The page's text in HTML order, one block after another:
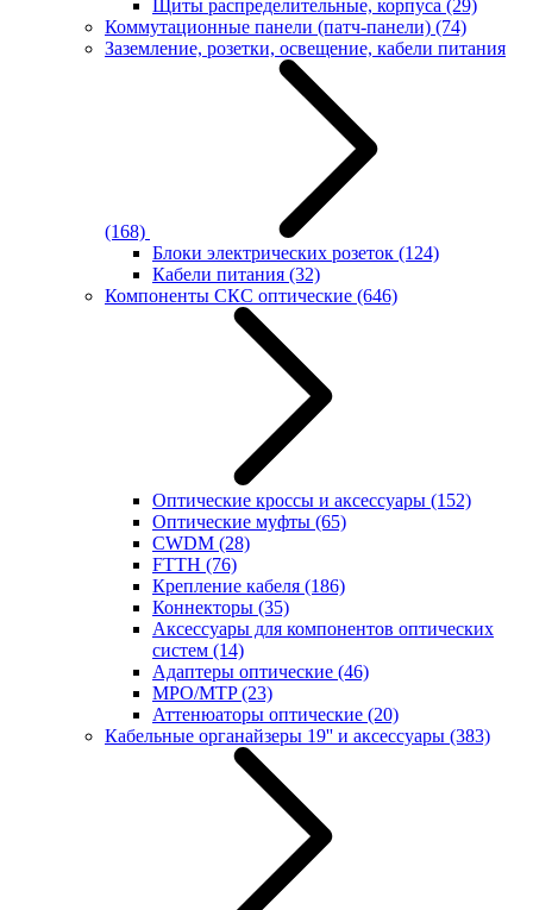
Щиты распределительные, корпуса (29)
Коммутационные панели (патч-панели) (74)
Заземление, розетки, освещение, кабели питания
(168)
Блоки электрических розеток (124)
Кабели питания (32)
Компоненты СКС оптические (646)
Оптические кроссы и аксессуары (152)
Оптические муфты (65)
CWDM (28)
FTTH (76)
Крепление кабеля (186)
Коннекторы (35)
Аксессуары для компонентов оптических
систем (14)
Адаптеры оптические (46)
MPO/MTP(23)
Аттенюаторы оптические (20)
Кабельные органайзеры 19'' и аксессуары (383)